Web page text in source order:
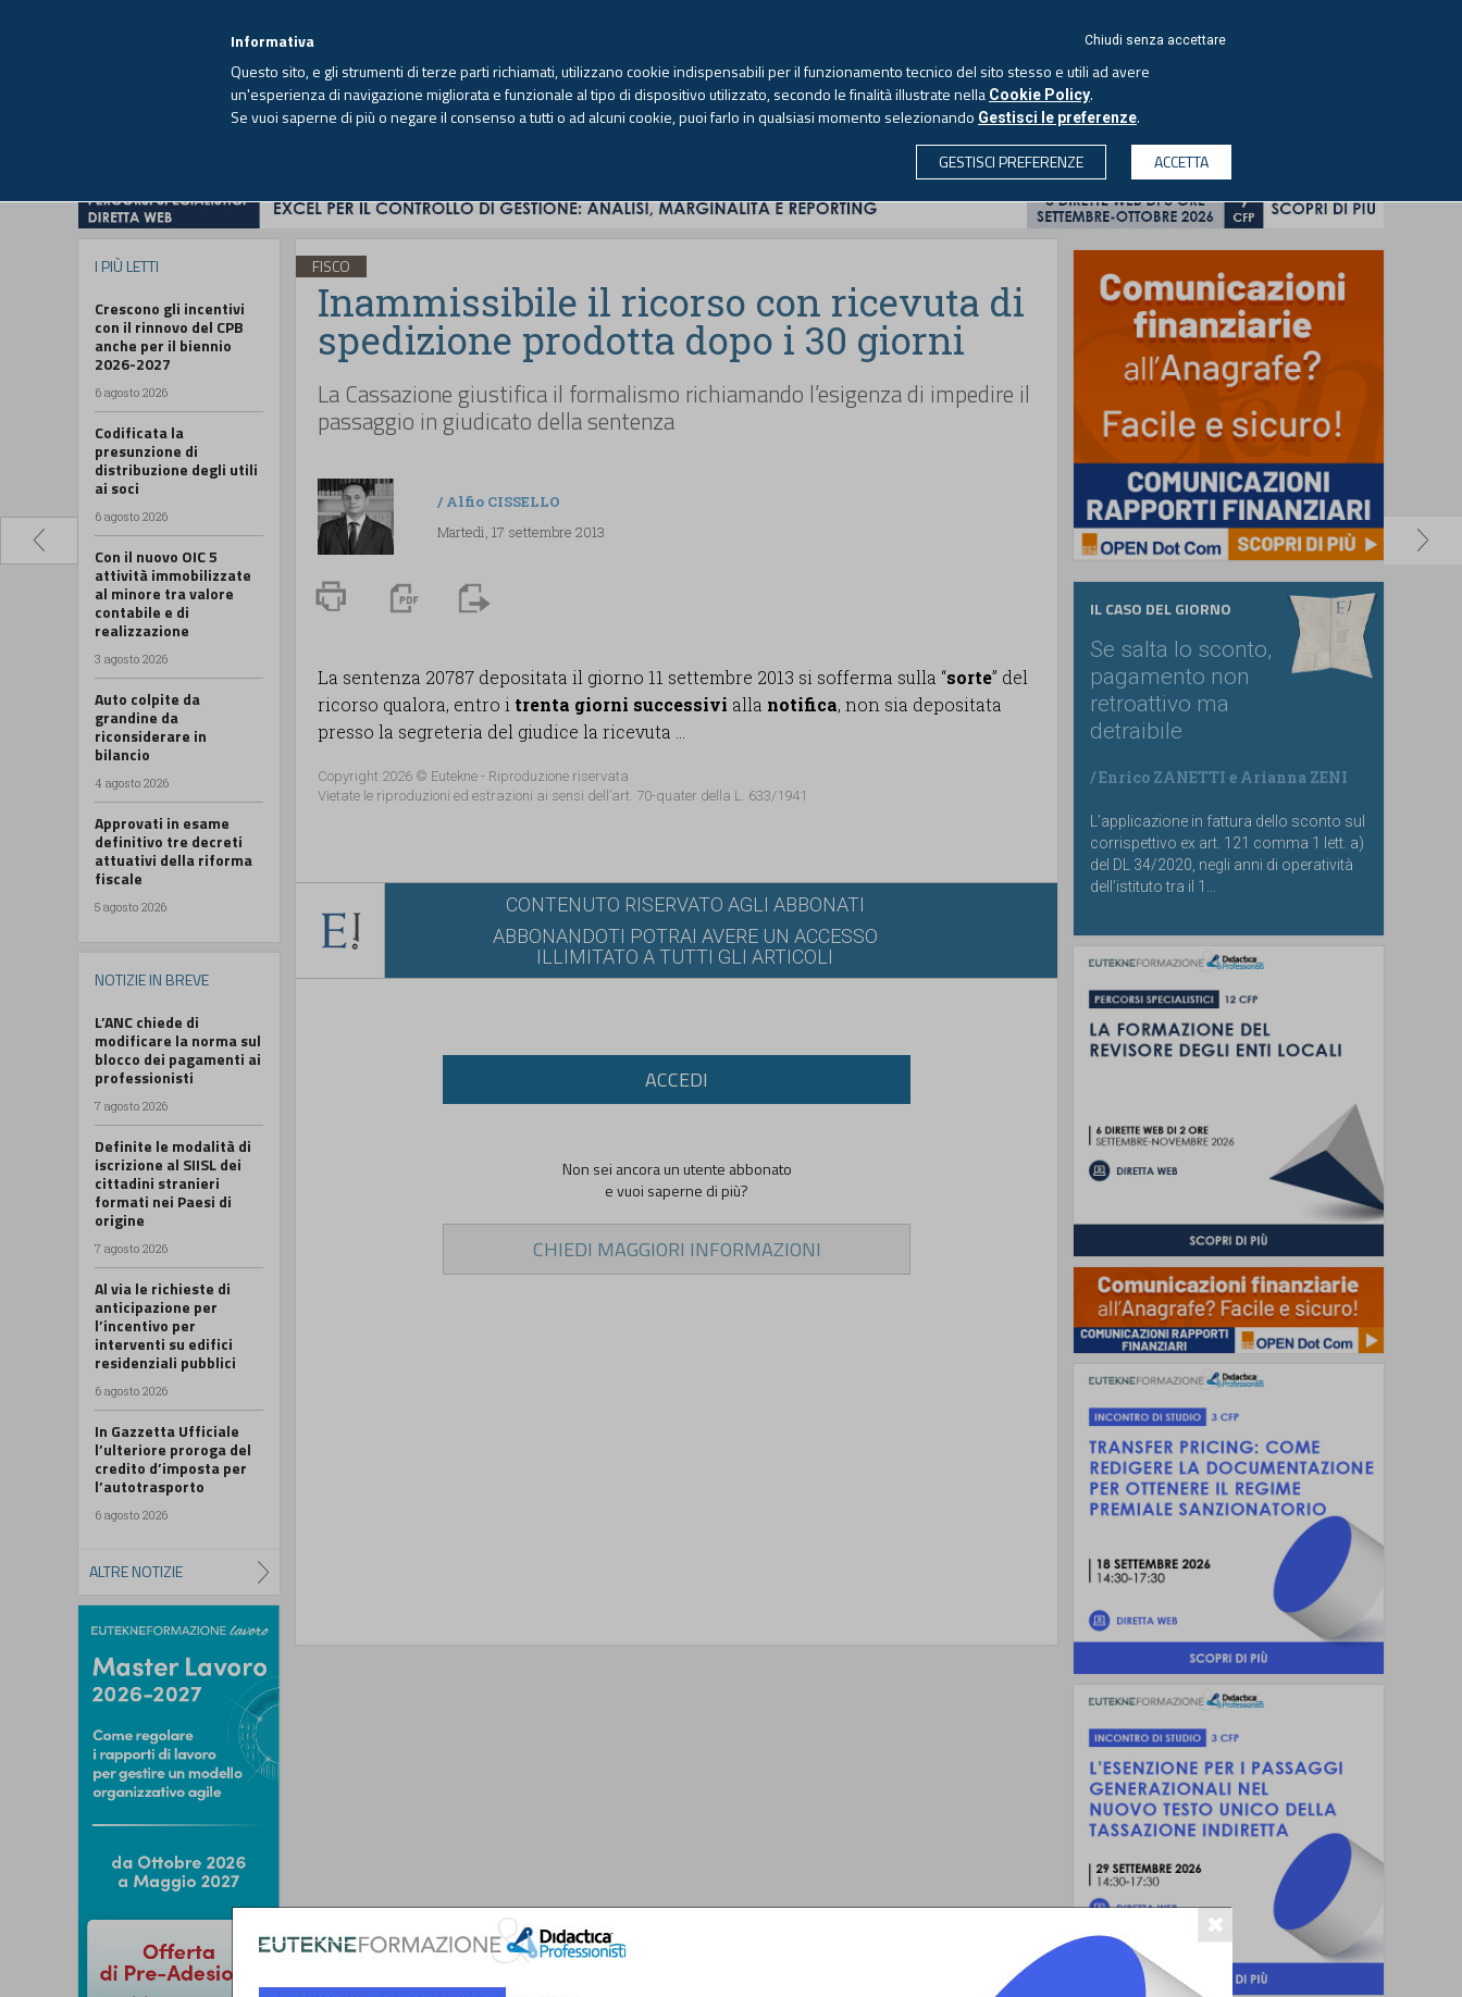
Venerdì, 7 agosto 2026 -Aggiornato alle 6.00
ECONOMIA & SOCIETÀ PROFESSIONI
I PIÙ LETTI
Crescono gli incentivi
con il rinnovo del CPB
anche per il biennio
2026-2027
6 agosto 2026
Codificata la
presunzione di
distribuzione degli utili
ai soci
6 agosto 2026
Con il nuovo OIC 5
attività immobilizzate
al minore tra valore
contabile e di
realizzazione
3 agosto 2026
Auto colpite da
grandine da
riconsiderare in
bilancio
4 agosto 2026
Approvati in esame
definitivo tre decreti
attuativi della riforma
fiscale
5 agosto 2026
NOTIZIE IN BREVE
L’ANC chiede di
modificare la norma sul
blocco dei pagamenti ai
professionisti
7 agosto 2026
Definite le modalità di
iscrizione al SIISL dei
cittadini stranieri
formati nei Paesi di
origine
7 agosto 2026
Al via le richieste di
anticipazione per
l’incentivo per
interventi su edifici
residenziali pubblici
6 agosto 2026
In Gazzetta Ufficiale
l’ulteriore proroga del
credito d’imposta per
l’autotrasporto
6 agosto 2026
ALTRE NOTIZIE
FISCO
Inammissibile il ricorso con ricevuta di
spedizione prodotta dopo i 30 giorni
La Cassazione giustifica il formalismo richiamando l’esigenza di impedire il
passaggio in giudicato della sentenza
/ Alfio CISSELLO
Martedì, 17 settembre 2013
La sentenza 20787 depositata il giorno 11 settembre 2013 si sofferma sulla “sorte” del
ricorso qualora, entro i trenta giorni successivi alla notifica, non sia depositata
presso la segreteria del giudice la ricevuta ...
Copyright 2026 © Eutekne - Riproduzione riservata
Vietate le riproduzioni ed estrazioni ai sensi dell’art. 70-quater della L. 633/1941
CONTENUTO RISERVATO AGLI ABBONATI
ABBONANDOTI POTRAI AVERE UN ACCESSO
ILLIMITATO A TUTTI GLI ARTICOLI
ACCEDI
Non sei ancora un utente abbonato
e vuoi saperne di più?
CHIEDI MAGGIORI INFORMAZIONI
IL CASO DEL GIORNO
Se salta lo sconto,
pagamento non
retroattivo ma
detraibile
/Enrico ZANETTI e Arianna ZENI
L’applicazione in fattura dello sconto sul
corrispettivo ex art. 121 comma 1 lett. a)
del DL 34/2020, negli anni di operatività
dell’istituto tra il 1...
Chiudi senza accettare
Informativa
Questo sito, e gli strumenti di terze parti richiamati, utilizzano cookie indispensabili per il funzionamento tecnico del sito stesso e utili ad avere
un'esperienza di navigazione migliorata e funzionale al tipo di dispositivo utilizzato, secondo le finalità illustrate nella Cookie Policy.
Se vuoi saperne di più o negare il consenso a tutti o ad alcuni cookie, puoi farlo in qualsiasi momento selezionando Gestisci le preferenze.
GESTISCI PREFERENZE
ACCETTA